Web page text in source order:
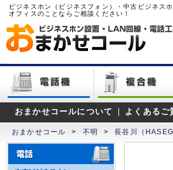
ビジネスホン（ビジネスフォン）・中古ビジネス
オフィスのことならご相談ください！
おまかせコールについて よくあるご
おまかせコール > 不明 > 長谷川（